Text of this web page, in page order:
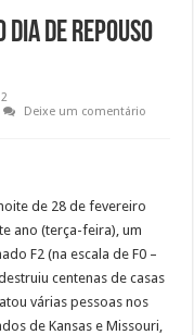
dia de repouso
Deixe um comentário
de 28 de fevereiro
ano (terça-feira), um
F2 (na escala de F0 –
centenas de casas
várias pessoas nos
de Kansas e Missouri,